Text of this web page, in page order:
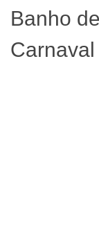
Banho